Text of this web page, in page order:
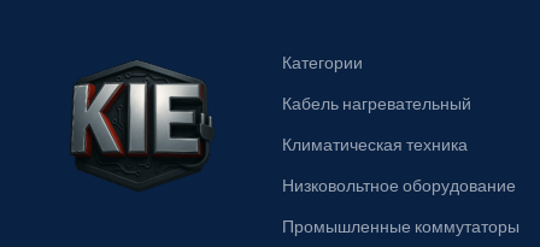
Категории
Кабель нагревательный
Климатическая техника
Низковольтное оборудование
Промышленные коммутаторы